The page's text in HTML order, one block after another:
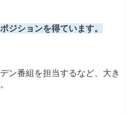
ジションを得ています。
ン番組を担当するなど、大き